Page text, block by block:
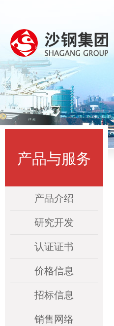
沙钢集团
产品与服务
产品介绍
研究开发
认证证书
价格信息
招标信息
销售网络